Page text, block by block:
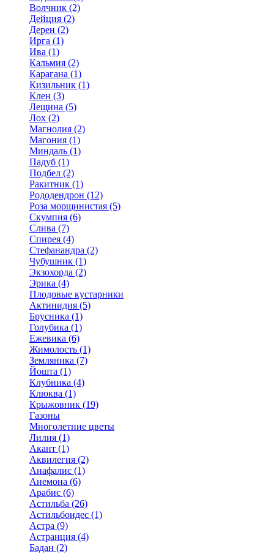
Волчник (2)
Дейция (2)
Дерен (2)
Ирга (1)
Ива (1)
Кальмия (2)
Карагана (1)
Кизильник (1)
Клен (3)
Лещина (5)
Лох (2)
Магнолия (2)
Магония (1)
Миндаль (1)
Падуб (1)
Подбел (2)
Ракитник (1)
Рододендрон (12)
Роза морщинистая (5)
Скумпия (6)
Слива (7)
Спирея (4)
Стефанандра (2)
Чубушник (1)
Экзохорда (2)
Эрика (4)
Плодовые кустарники
Актинидия (5)
Брусника (1)
Голубика (1)
Ежевика (6)
Жимолость (1)
Земляника (7)
Йошта (1)
Клубника (4)
Клюква (1)
Крыжовник (19)
Газоны
Многолетние цветы
Лилия (1)
Акант (1)
Аквилегия (2)
Анафалис (1)
Анемона (6)
Арабис (6)
Астильба (26)
Астильбоидес (1)
Астра (9)
Астранция (4)
Бадан (2)